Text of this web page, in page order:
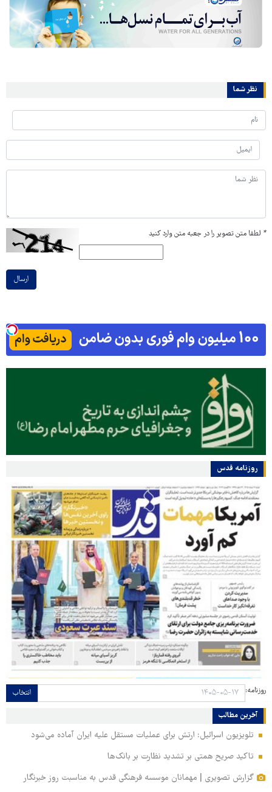
نظر شما
* لطفا متن تصویر را در جعبه متن وارد کنید
ارسال
روزنامه قدس
روزنامه: انتخاب
آخرین مطالب
تلویزیون اسرائیل: ارتش برای عملیات مستقل علیه ایران آماده می‌شود
تاکید صریح همتی بر تشدید نظارت بر بانک‌ها
گزارش تصویری | مهمانان موسسه فرهنگی قدس به مناسبت روز خبرنگار